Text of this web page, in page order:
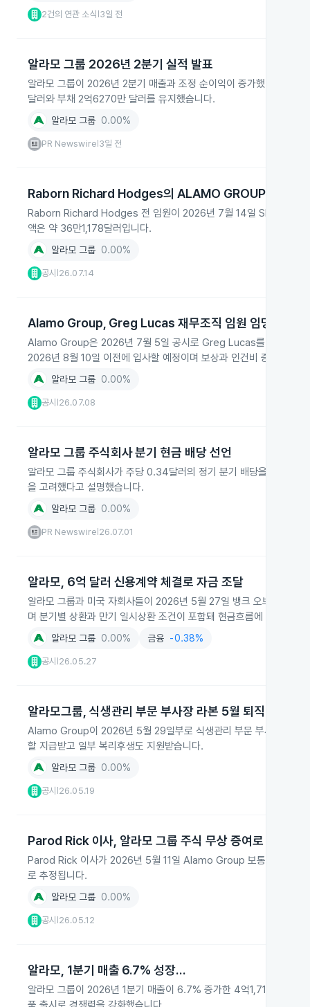
2건의 연관 소식 3일 전
알라모 그룹 2026년 2분기 실적 발표
알라모 그룹이 2026년 2분기 매출과 조정 순이익이 증가했다고 발
달러와 부채 2억6270만 달러를 유지했습니다.
알라모 그룹 0.00%
PR Newswire 3일 전
Raborn Richard Hodges의 ALAMO GROUP 주식 매
Raborn Richard Hodges 전 임원이 2026년 7월 14일 SEC 규정
액은 약 36만1,178달러입니다.
알라모 그룹 0.00%
공시 26.07.14
Alamo Group, Greg Lucas 재무조직 임원 임명
Alamo Group은 2026년 7월 5일 공시로 Greg Lucas를 부사장
2026년 8월 10일 이전에 입사할 예정이며 보상과 인건비 증대가 예
알라모 그룹 0.00%
공시 26.07.08
알라모 그룹 주식회사 분기 현금 배당 선언
알라모 그룹 주식회사가 주당 0.34달러의 정기 분기 배당을 선언하
을 고려했다고 설명했습니다.
알라모 그룹 0.00%
PR Newswire 26.07.01
알라모, 6억 달러 신용계약 체결로 자금 조달
알라모 그룹과 미국 자회사들이 2026년 5월 27일 뱅크 오브 아메리
며 분기별 상환과 만기 일시상환 조건이 포함돼 현금흐름에 영향을 줄
알라모 그룹 0.00% 금융 -0.38%
공시 26.05.27
알라모그룹, 식생관리 부문 부사장 라본 5월 퇴직
Alamo Group이 2026년 5월 29일부로 식생관리 부문 부사장
할 지급받고 일부 복리후생도 지원받습니다.
알라모 그룹 0.00%
공시 26.05.19
Parod Rick 이사, 알라모 그룹 주식 무상 증여로 9723주
Parod Rick 이사가 2026년 5월 11일 Alamo Group 보통주 905주
로 추정됩니다.
알라모 그룹 0.00%
공시 26.05.12
알라모, 1분기 매출 6.7% 성장…
알라모 그룹이 2026년 1분기 매출이 6.7% 증가한 4억1,710만 달